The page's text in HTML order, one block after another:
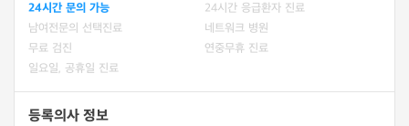
24시간 문의 가능
24시간 응급환자 진료
남여전문의 선택진료
네트워크 병원
무료 검진
연중무휴 진료
일요일, 공휴일 진료
등록의사 정보